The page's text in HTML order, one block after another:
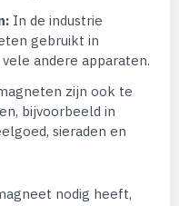
In de industrie
gebruikt in
andere apparaten.
zijn ook te
bijvoorbeeld in
sieraden en
nodig heeft,